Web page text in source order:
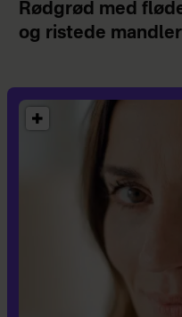
Rødgrød med
og ristede mandler